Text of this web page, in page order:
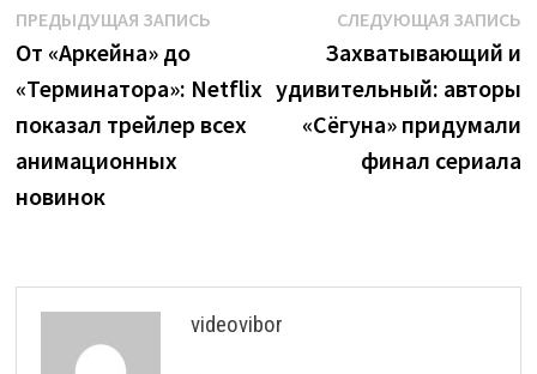
Навигация
по
записям
ПРЕДЫДУЩАЯ ЗАПИСЬПредыдущая
От «Аркейна» до
«Терминатора»: Netflix
показал трейлер всех
анимационных
новинок
СЛЕДУЮЩАЯ ЗАПИСЬ
Захватывающий и
удивительный: авторы
«Сёгуна» придумали
финал сериала
videovibor